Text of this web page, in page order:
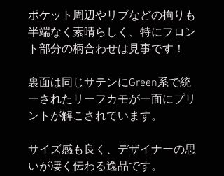
ポケット周辺やリブなどの拘りも
半端なく素晴らしく、特にフロン
ト部分の柄合わせは見事です！
裏面は同じサテンにGreen系で統
一されたリーフカモが一面にプリ
ントが解こされています。
サイズ感も良く、デザイナーの思
いが凄く伝わる逸品です。